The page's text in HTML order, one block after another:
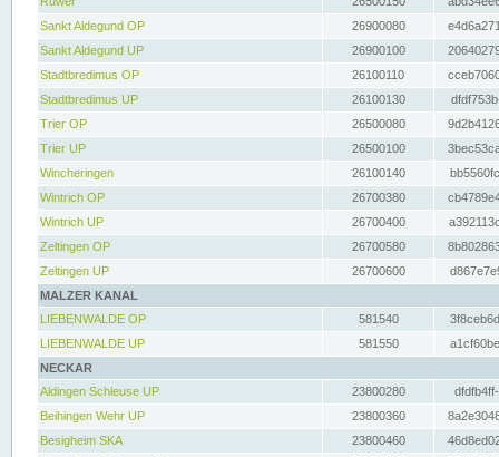
Sankt Aldegund OP
26900080
Sankt Aldegund UP
26900100
Stadtbredimus OP
26100110
Stadtbredimus UP
26100130
Trier OP
26500080
Trier UP
26500100
Wincheringen
26100140
Wintrich OP
26700380
Wintrich UP
26700400
Zeltingen OP
26700580
Zeltingen UP
26700600
MALZER KANAL
LIEBENWALDE OP
581540
LIEBENWALDE UP
581550
NECKAR
Aldingen Schleuse UP
23800280
Beihingen Wehr UP
23800360
Besigheim SKA
23800460